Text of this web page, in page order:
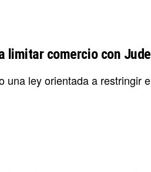
limitar comercio con
una ley orientada a restringir